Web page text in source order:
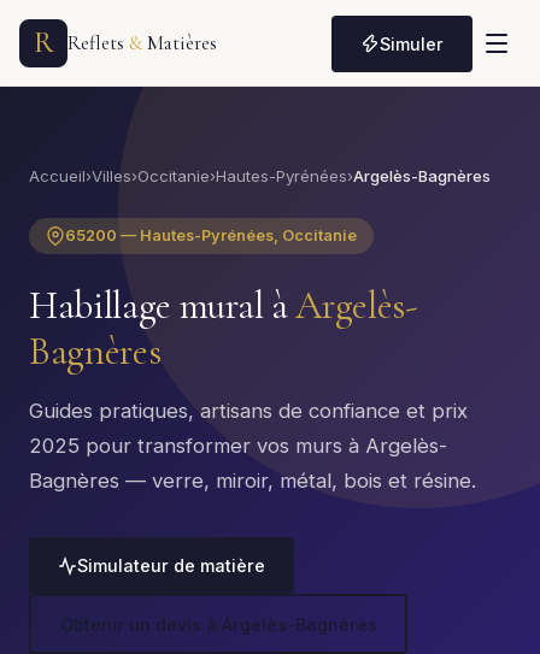
R Reflets &Matières Simuler
Accueil›Villes›Occitanie›Hautes-Pyrénées›Argelès-Bagnères
65200 — Hautes-Pyrénées, Occitanie
Habillage mural àArgelès-
Bagnères
Guides pratiques, artisans de confiance et prix
2025 pour transformer vos murs à Argelès-
Bagnères — verre, miroir, métal, bois et résine.
Simulateur de matière
Obtenir un devis à Argelès-Bagnères